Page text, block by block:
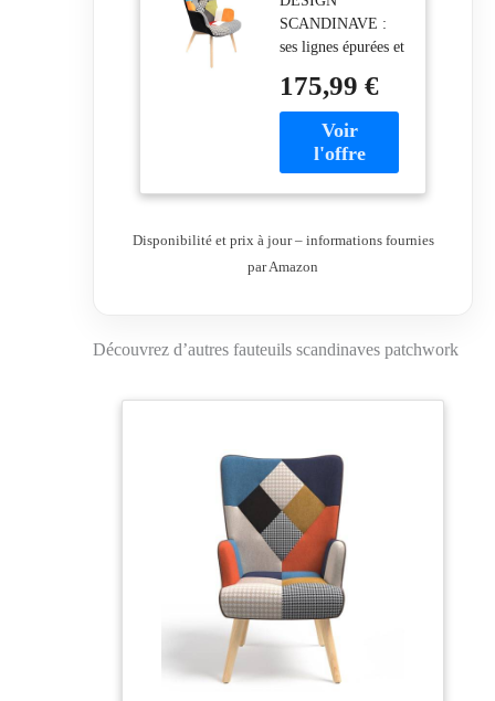
Scandinave
Structure Bois
Orange
SCANDINAVE :
ses lignes épurées et
habillent avec
élégance. Une
touche nordique et
gaie MOTIF
tissus colorés
CONFORTABLE :
STRUCTURE
BOIS : ses pieds
robustes assurent
stabilité et
durabilité. Un
fauteuil solide dans
le temps
POLYVALENT :
idéal en salon ou en
salle à manger. Un
175,99 €
Disponibilité et prix à jour – informations fournies
par Amazon
Découvrez d’autres fauteuils scandinaves patchwork